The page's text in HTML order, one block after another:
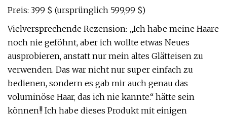
Preis: 399 $ (ursprünglich 599,99 $)
Vielversprechende Rezension: „Ich habe meine Haare
noch nie geföhnt, aber ich wollte etwas Neues
ausprobieren, anstatt nur mein altes Glätteisen zu
verwenden. Das war nicht nur super einfach zu
bedienen, sondern es gab mir auch genau das
voluminöse Haar, das ich nie kannte.“ hätte sein
können!! Ich habe dieses Produkt mit einigen